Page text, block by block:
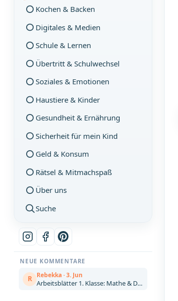
Kochen & Backen
Digitales & Medien
Schule & Lernen
Übertritt & Schulwechsel
Soziales & Emotionen
Haustiere & Kinder
Gesundheit & Ernährung
Sicherheit für mein Kind
Geld & Konsum
Rätsel & Mitmachspaß
Über uns
Suche
NEUE KOMMENTARE
R Rebekka · 3. Jun
Arbeitsblätter 1. Klasse: Mathe & Deutsch kostenlos zum Ausdrucken (Artikel)